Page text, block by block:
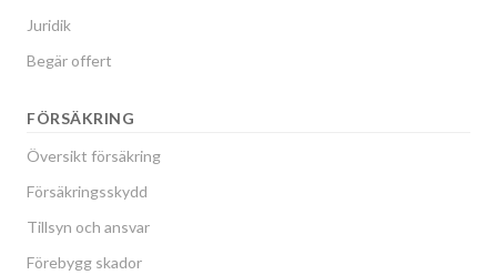
Juridik
Begär offert
FÖRSÄKRING
Översikt försäkring
Försäkringsskydd
Tillsyn och ansvar
Förebygg skador